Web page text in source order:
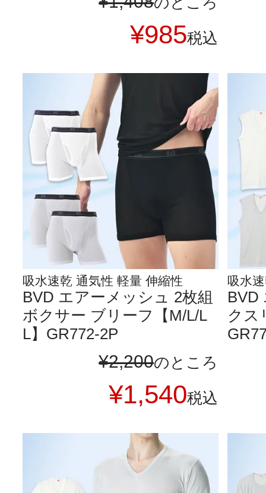
¥985税込
吸水速乾 通気性 軽量 伸縮性
BVD エアーメッシュ 2枚組
ボクサー ブリーフ【M/L/L
L】GR772-2P
¥2,200のところ
¥1,540税込
吸水
BVD
クス